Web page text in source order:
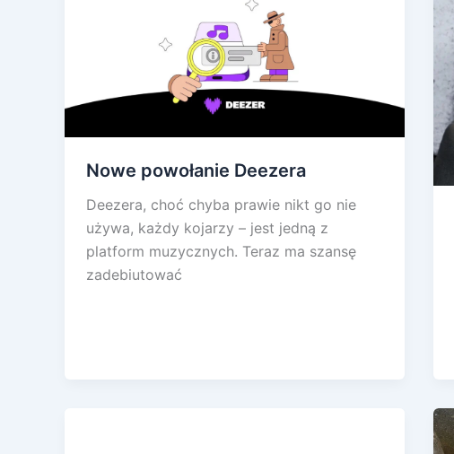
Nowe powołanie Deezera
Deezera, choć chyba prawie nikt go nie
używa, każdy kojarzy – jest jedną z
platform muzycznych. Teraz ma szansę
zadebiutować